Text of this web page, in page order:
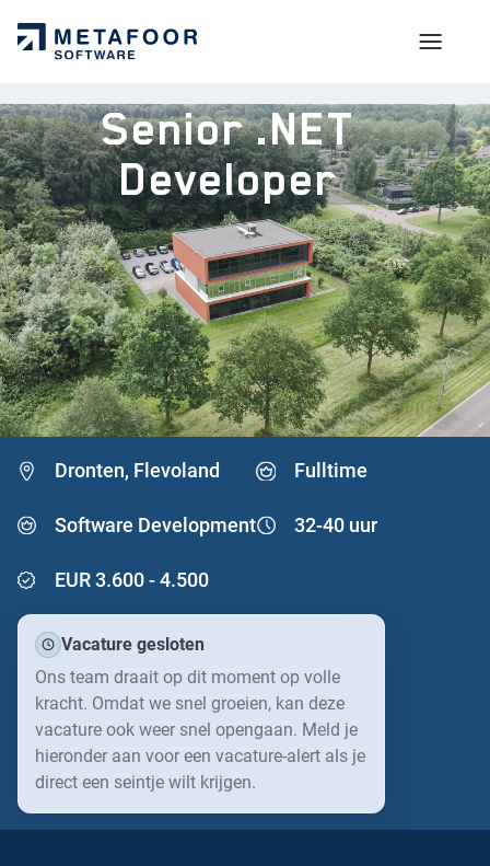
VOOR KANDIDATEN
Arbeidsvoorwaarden
Technologie & werkwijze
Sollicitatieproces
Open sollicitatie
Traineeships
OVER METAFOOR
Ons verhaal
Onze producten
Bereikbaarheid
PRIVACY & BEREIKBAARHEID
Contact
Privacy
Reizen vanaf station Dronten
Senior .NET
Developer
Dronten, Flevoland
Software Development
EUR 3.600 - 4.500
Fulltime
32-40 uur
Vacature gesloten
Ons team draait op dit moment op volle
kracht. Omdat we snel groeien, kan deze
vacature ook weer snel opengaan. Meld je
hieronder aan voor een vacature-alert als je
direct een seintje wilt krijgen.